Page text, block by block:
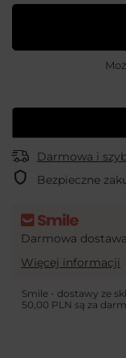
Darmowa i
Bezpieczne
Darmowa
Więcej informacji
Smile - dostawy ze
50,00 PLN są za